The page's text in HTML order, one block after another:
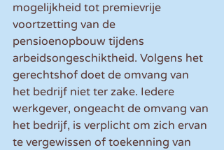
mogelijkheid tot premievrije
voortzetting van de
pensioenopbouw tijdens
arbeidsongeschiktheid. Volgens het
gerechtshof doet de omvang van
het bedrijf niet ter zake. Iedere
werkgever, ongeacht de omvang van
het bedrijf, is verplicht om zich ervan
te vergewissen of toekenning van